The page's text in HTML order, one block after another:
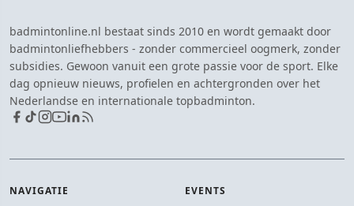
badmintonline.nl bestaat sinds 2010 en wordt gemaakt door
badmintonliefhebbers - zonder commercieel oogmerk, zonder
subsidies. Gewoon vanuit een grote passie voor de sport. Elke
dag opnieuw nieuws, profielen en achtergronden over het
Nederlandse en internationale topbadminton.
NAVIGATIE EVENTS